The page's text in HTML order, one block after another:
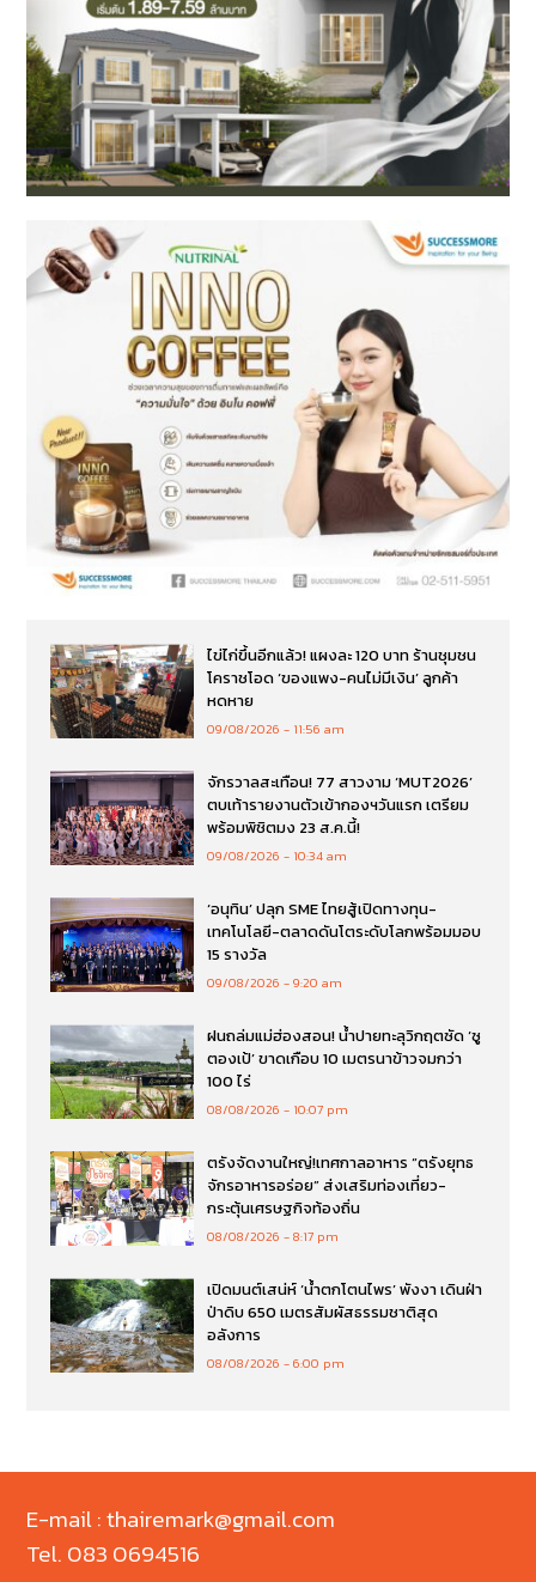
ไข่ไก่ขึ้นอีกแล้ว! แผงละ 120 บาท ร้านชุมชน
โคราชโอด ‘ของแพง-คนไม่มีเงิน’ ลูกค้า
หดหาย
09/08/2026 11:56 am
จักรวาลสะเทือน! 77 สาวงาม ‘MUT2026’
ตบเท้ารายงานตัวเข้ากองฯวันแรก เตรียม
พร้อมพิชิตมง 23 ส.ค.นี้!
09/08/2026 10:34 am
‘อนุทิน’ ปลุก SME ไทยสู้เปิดทางทุน-
เทคโนโลยี-ตลาดดันโตระดับโลกพร้อมมอบ
15 รางวัล
09/08/2026 9:20 am
ฝนถล่มแม่ฮ่องสอน! น้ำปายทะลุวิกฤตซัด ‘ซู
ตองเป้’ ขาดเกือบ 10 เมตรนาข้าวจมกว่า
100 ไร่
08/08/2026 10:07 pm
ตรังจัดงานใหญ่!เทศกาลอาหาร “ตรังยุทธ
จักรอาหารอร่อย” ส่งเสริมท่องเที่ยว-
กระตุ้นเศรษฐกิจท้องถิ่น
08/08/2026 8:17 pm
เปิดมนต์เสน่ห์ ‘น้ำตกโตนไพร’ พังงา เดินฝ่า
ป่าดิบ 650 เมตรสัมผัสธรรมชาติสุด
อลังการ
08/08/2026 6:00 pm
E-mail : thairemark@gmail.com
Tel. 083 0694516